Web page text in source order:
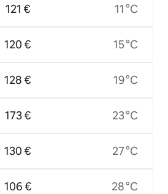
121 €
120 €
128 €
173 €
130 €
106 €
11 °C
15 °C
19 °C
23 °C
27 °C
28 °C